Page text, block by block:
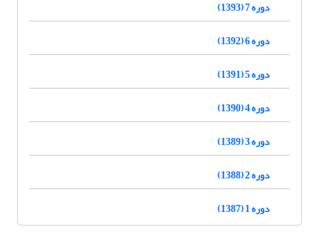
دوره 7 (1393)
دوره 6 (1392)
دوره 5 (1391)
دوره 4 (1390)
دوره 3 (1389)
دوره 2 (1388)
دوره 1 (1387)